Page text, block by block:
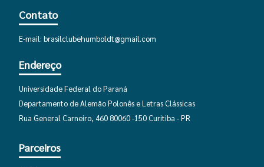
Contato
E-mail:brasilclubehumboldt@gmail.com
Endereço
Universidade Federal do Paraná
Departamento de Alemão Polonês e Letras Clássicas
Rua General Carneiro, 460 80060 -150 Curitiba - PR
Parceiros